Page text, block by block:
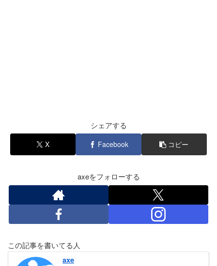
シェアする
X Facebook コピー
axeをフォローする
この記事を書いてる人
axe